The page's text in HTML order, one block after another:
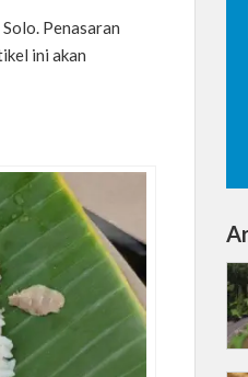
Penasaran
ini akan